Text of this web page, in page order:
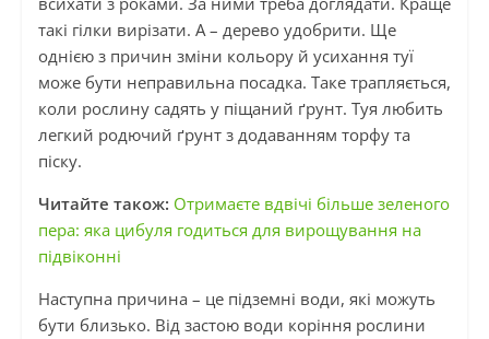
такі гілки вирізати. А – дерево удобрити. Ще
однією з причин зміни кольору й усихання туї
може бути неправильна посадка. Таке трапляється,
коли рослину садять у піщаний ґрунт. Туя любить
легкий родючий ґрунт з додаванням торфу та
піску.
Читайте також: Отримаєте вдвічі більше зеленого
пера: яка цибуля годиться для вирощування на
підвіконні
Наступна причина – це підземні води, які можуть
бути близько. Від застою води коріння рослини